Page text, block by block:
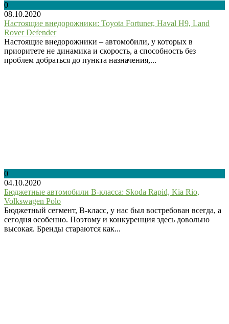
0
08.10.2020
Настоящие внедорожники: Toyota Fortuner, Haval H9, Land
Rover Defender
Настоящие внедорожники – автомобили, у которых в
приоритете не динамика и скорость, а способность без
проблем добраться до пункта назначения,...
0
04.10.2020
Бюджетные автомобили B-класса: Skoda Rapid, Kia Rio,
Volkswagen Polo
Бюджетный сегмент, B-класс, у нас был востребован всегда, а
сегодня особенно. Поэтому и конкуренция здесь довольно
высокая. Бренды стараются как...